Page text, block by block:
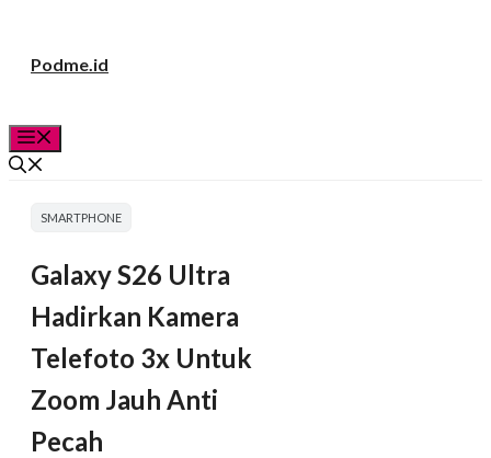
Podme.id
SMARTPHONE
Galaxy S26 Ultra
Hadirkan Kamera
Telefoto 3x Untuk
Zoom Jauh Anti
Pecah